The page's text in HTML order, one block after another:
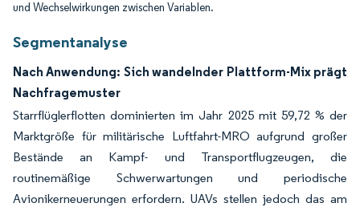
und Wechselwirkungen zwischen Variablen.
Segmentanalyse
Nach Anwendung: Sich wandelnder Plattform-Mix prägt
Nachfragemuster
Starrflüglerflotten dominierten im Jahr 2025 mit 59,72 % der
Marktgröße für militärische Luftfahrt-MRO aufgrund großer
Bestände an Kampf- und Transportflugzeugen, die
routinemäßige Schwerwartungen und periodische
Avionikerneuerungen erfordern. UAVs stellen jedoch das am